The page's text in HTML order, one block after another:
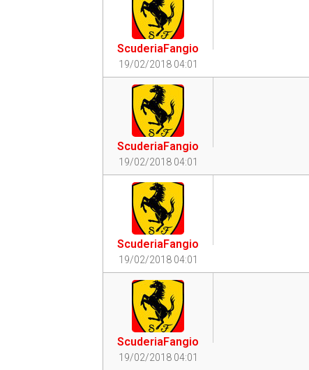
ScuderiaFangio
19/02/2018 04:01
ScuderiaFangio
19/02/2018 04:01
ScuderiaFangio
19/02/2018 04:01
ScuderiaFangio
19/02/2018 04:01